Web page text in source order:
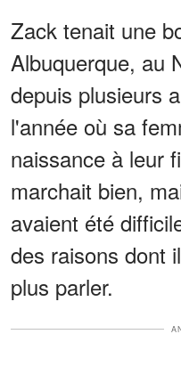
Zack tenait une
Albuquerque, au
depuis plusieurs
l'année où sa
naissance à leur
marchait bien,
avaient été
des raisons dont
plus parler.